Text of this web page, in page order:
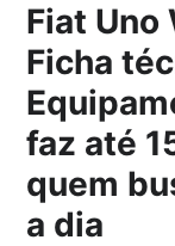
Fiat Uno
Ficha
faz até
quem
a dia